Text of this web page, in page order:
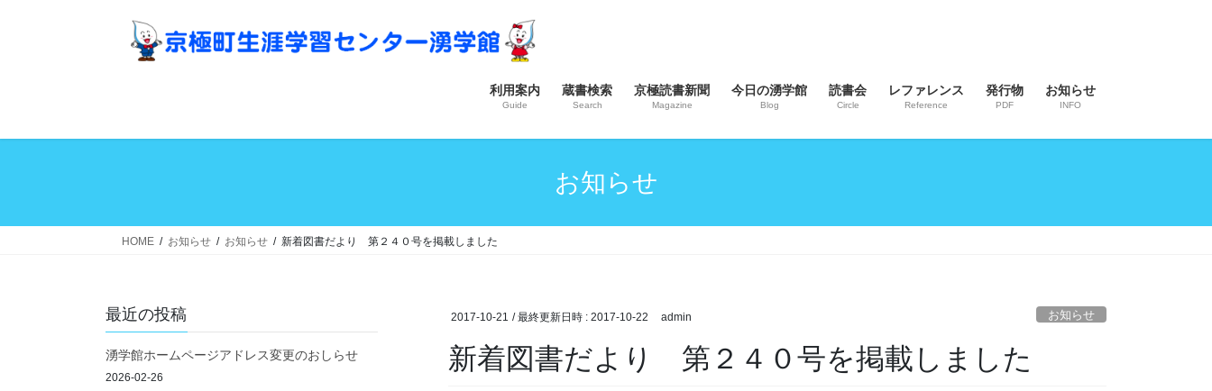
ス
ン
利用案内
Guide
蔵書検索
Search
京極読書新聞
Magazine
今日の湧学館
Blog
読書会
Circle
レファレンス
Reference
発行物
PDF
お知らせ
INFO
お知らせ
HOME お知らせ お知らせ 新着図書だより 第２４０号を掲載しました
2017-10-21 / 最終更新日時 : 2017-10-22 admin お知らせ
新着図書だより 第２４０号を掲載しました
最近の投稿
湧学館ホームページアドレス変更のおしらせ
2026-02-26